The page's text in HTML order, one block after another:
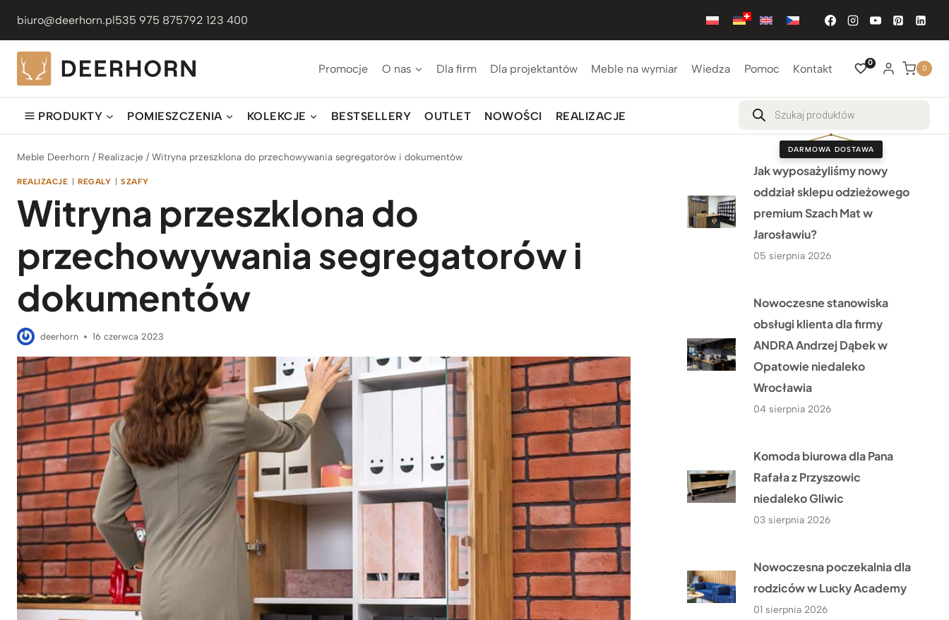
treści
biuro@deerhorn.pl535 975 875792 123 400
Promocje O nas Dla firm Dla projektantów Meble na wymiar Wiedza Pomoc Kontakt 0
0
PRODUKTY POMIESZCZENIA KOLEKCJE BESTSELLERY OUTLET NOWOŚCI REALIZACJE
Wyszukiwarka
produktów
DARMOWA DOSTAWA
Meble Deerhorn / Realizacje /Witryna przeszklona do przechowywania segregatorów i dokumentów
REALIZACJE | REGALY | SZAFY
Witryna przeszklona do
przechowywania segregatorów i
dokumentów
deerhorn 16 czerwca 2023
Jak wyposażyliśmy nowy
oddział sklepu odzieżowego
premium Szach Mat w
Jarosławiu?
05 sierpnia 2026
Nowoczesne stanowiska
obsługi klienta dla firmy
ANDRA Andrzej Dąbek w
Opatowie niedaleko
Wrocławia
04 sierpnia 2026
Komoda biurowa dla Pana
Rafała z Przyszowic
niedaleko Gliwic
03 sierpnia 2026
Nowoczesna poczekalnia dla
rodziców w Lucky Academy
01 sierpnia 2026